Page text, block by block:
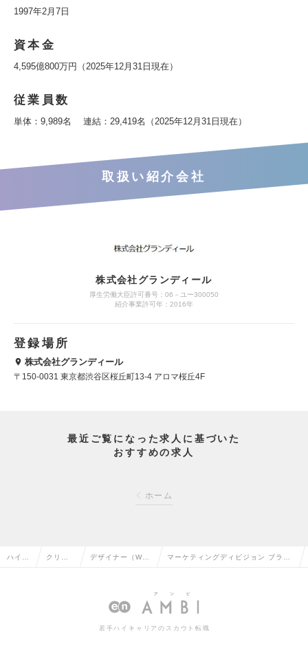
1997年2月7日
資本金
4,595億800万円（2025年12月31日現在）
従業員数
単体：9,989名 連結：29,419名（2025年12月31日現在）
取扱い紹介会社
株式会社グランディール
厚生労働大臣許可番号：06－ユー300050
紹介事業許可年：2016年
登録場所
株式会社グランディール
〒150-0031 東京都渋谷区桜丘町13-4 アロマ桜丘4F
最近ご覧になった求人に基づいた
おすすめの求人
ホーム
ハイク クリエ デザイナー（We
ーム関連）の転職
マーケティングディビジョン ブラン
イナー（Mgrクラス）の求人情報
若手ハイキャリアのスカウト転職